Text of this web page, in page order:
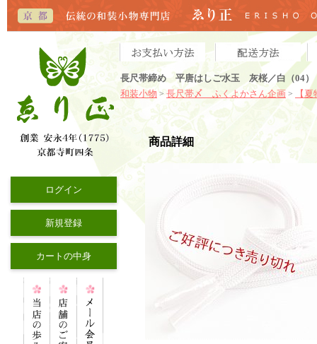
長尺帯締め 平唐はしご水玉 灰桜／白（04）
和装小物 > 長尺帯〆 ふくよかさん企画 > 【
ログイン
新規登録
カートの中身
商品詳細